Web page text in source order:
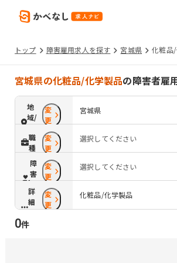
トップ 障害雇用求人を探す 宮城県 化粧品
宮城県の化粧品/化学製品の障害者雇
地
域/
路
線
変
更
宮城県
職
種
変
更
選択してください
障
害
配
慮
変
更
選択してください
詳
細
条
件
変
更
化粧品/化学製品
0件